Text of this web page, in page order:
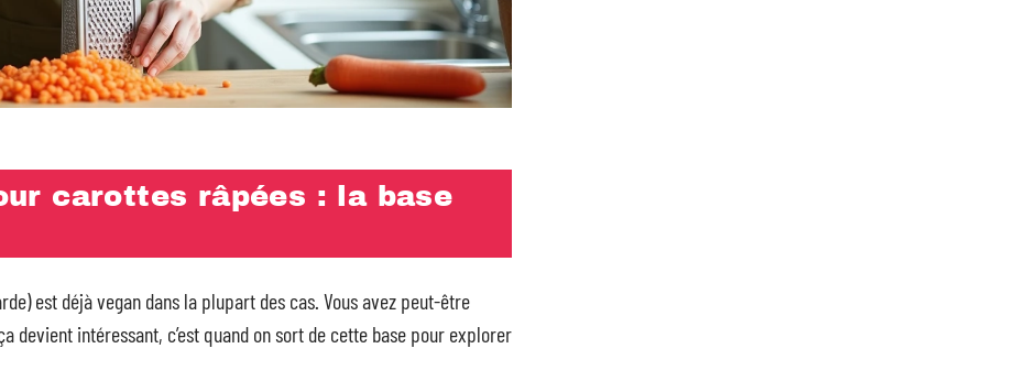
carottes râpées : la base
est déjà vegan dans la plupart des cas. Vous avez peut-être
devient intéressant, c’est quand on sort de cette base pour explorer